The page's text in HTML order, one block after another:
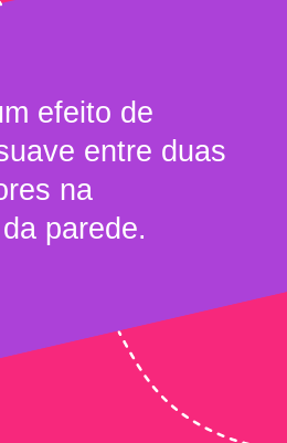
efeito de
entre duas
na
parede.